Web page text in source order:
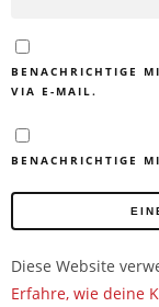
BENACHRICHTIGE
VIA E-MAIL.
BENACHRICHTIGE
Diese Website
Erfahre, wie deine